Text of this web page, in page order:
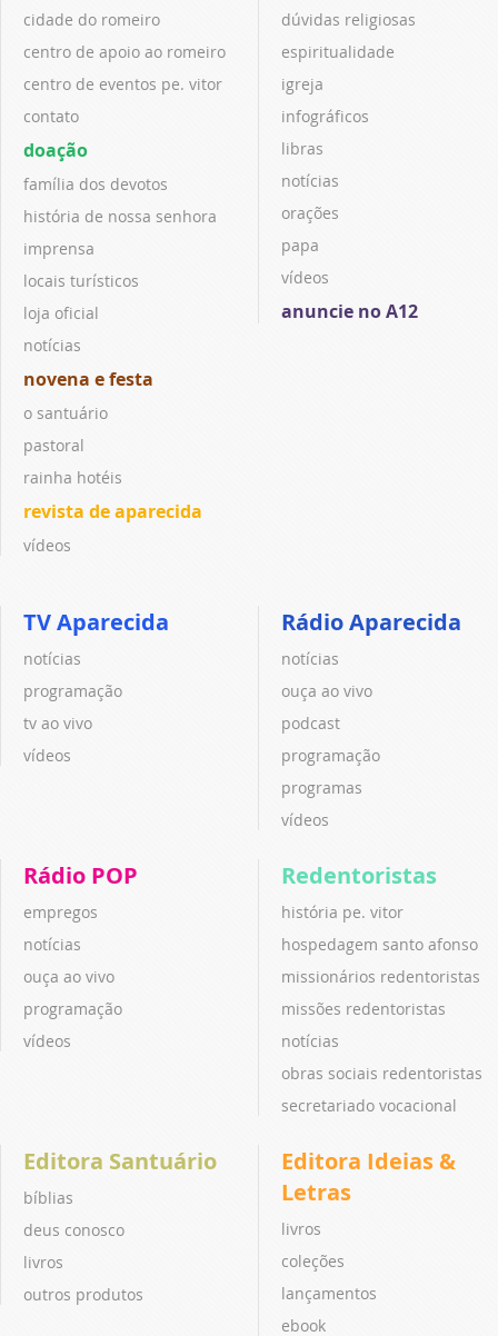
cidade do romeiro
centro de apoio ao romeiro
centro de eventos pe. vitor
contato
doação
família dos devotos
história de nossa senhora
imprensa
locais turísticos
loja oficial
notícias
novena e festa
o santuário
pastoral
rainha hotéis
revista de aparecida
vídeos
dúvidas religiosas
espiritualidade
igreja
infográficos
libras
notícias
orações
papa
vídeos
anuncie no A12
TV Aparecida
notícias
programação
tv ao vivo
vídeos
Rádio Aparecida
notícias
ouça ao vivo
podcast
programação
programas
vídeos
Rádio POP
empregos
notícias
ouça ao vivo
programação
vídeos
Redentoristas
história pe. vitor
hospedagem santo afonso
missionários redentoristas
missões redentoristas
notícias
obras sociais redentoristas
secretariado vocacional
Editora Santuário
bíblias
deus conosco
livros
outros produtos
Editora Ideias &
Letras
livros
coleções
lançamentos
ebook